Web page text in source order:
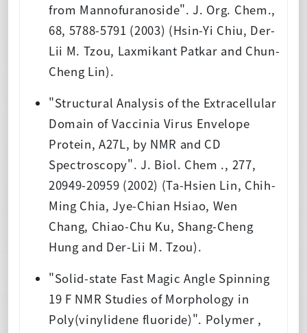
from Mannofuranoside". J. Org. Chem.,
68, 5788-5791 (2003) (Hsin-Yi Chiu, Der-
Lii M. Tzou, Laxmikant Patkar and Chun-
Cheng Lin).
"Structural Analysis of the Extracellular
Domain of Vaccinia Virus Envelope
Protein, A27L, by NMR and CD
Spectroscopy". J. Biol. Chem ., 277,
20949-20959 (2002) (Ta-Hsien Lin, Chih-
Ming Chia, Jye-Chian Hsiao, Wen
Chang, Chiao-Chu Ku, Shang-Cheng
Hung and Der-Lii M. Tzou).
"Solid-state Fast Magic Angle Spinning
19 F NMR Studies of Morphology in
Poly(vinylidene fluoride)". Polymer ,